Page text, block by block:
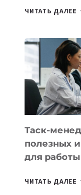
ЧИТАТЬ ДАЛЕЕ
3
Таск-
полезных
для работы
ЧИТАТЬ ДАЛЕЕ